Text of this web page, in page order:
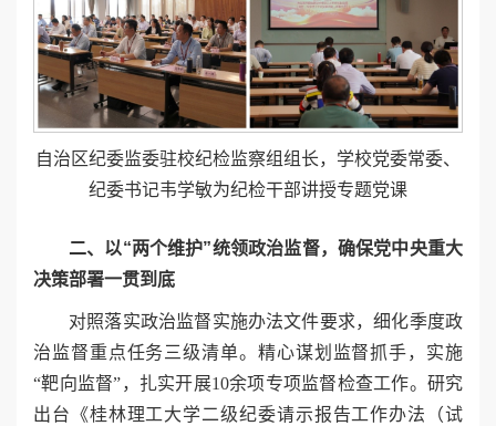
自治区纪委监委驻校纪检监察组组长，学校党委常委、
纪委书记韦学敏为纪检干部讲授专题党课
二、以“两个维护”统领政治监督，确保党中央重大
决策部署一贯到底
对照落实政治监督实施办法文件要求，细化季度政
治监督重点任务三级清单。精心谋划监督抓手，实施
“靶向监督”，扎实开展10余项专项监督检查工作。研究
出台《桂林理工大学二级纪委请示报告工作办法（试